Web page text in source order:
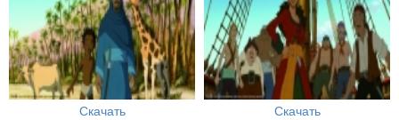
Скачать Скачать